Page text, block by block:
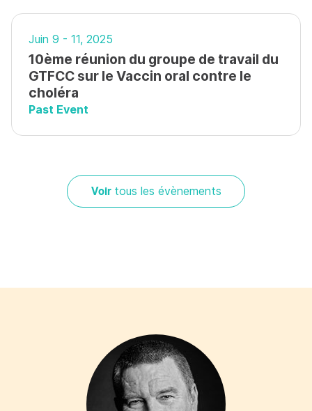
Juin 9 - 11, 2025
10ème réunion du groupe de travail du
GTFCC sur le Vaccin oral contre le
choléra
Past Event
Voir tous les évènements